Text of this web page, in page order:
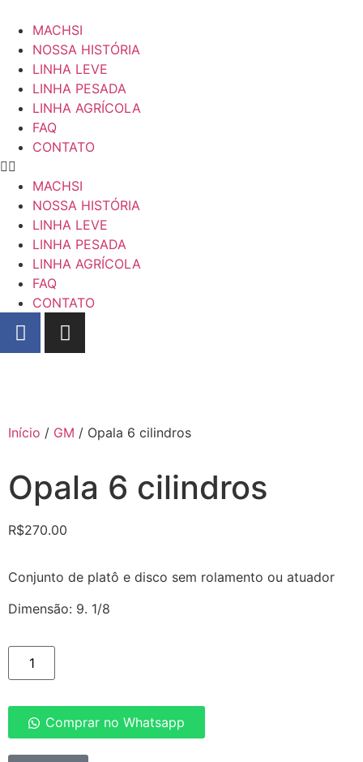
MACHSI
NOSSA HISTÓRIA
LINHA LEVE
LINHA PESADA
LINHA AGRÍCOLA
FAQ
CONTATO
MACHSI
NOSSA HISTÓRIA
LINHA LEVE
LINHA PESADA
LINHA AGRÍCOLA
FAQ
CONTATO
Início / GM / Opala 6 cilindros
Opala 6 cilindros
R$270.00
Conjunto de platô e disco sem rolamento ou atuador
Dimensão: 9. 1/8
Comprar no Whatsapp